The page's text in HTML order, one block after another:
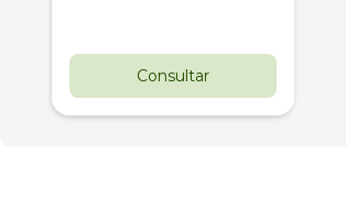
Consultar